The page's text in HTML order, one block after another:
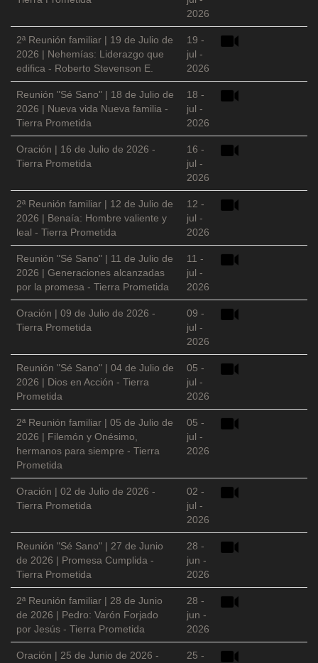
2026
2ª Reunión familiar | 19 de Julio de
2026 | Nehemías: Liderazgo que
edifica - Roberto Stevenson E.
19 -
jul -
2026
Reunión "Sé Sano" | 18 de Julio de
2026 | Nueva vida Nueva familia -
Tierra Prometida
18 -
jul -
2026
Oración | 16 de Julio de 2026 -
Tierra Prometida
16 -
jul -
2026
2ª Reunión familiar | 12 de Julio de
2026 | Benaía: Hombre valiente y
leal - Tierra Prometida
12 -
jul -
2026
Reunión "Sé Sano" | 11 de Julio de
2026 | Generaciones alcanzadas
por la promesa - Tierra Prometida
11 -
jul -
2026
Oración | 09 de Julio de 2026 -
Tierra Prometida
09 -
jul -
2026
Reunión "Sé Sano" | 04 de Julio de
2026 | Dios en Acción - Tierra
Prometida
05 -
jul -
2026
2ª Reunión familiar | 05 de Julio de
2026 | Filemón y Onésimo,
hermanos para siempre - Tierra
Prometida
05 -
jul -
2026
Oración | 02 de Julio de 2026 -
Tierra Prometida
02 -
jul -
2026
Reunión "Sé Sano" | 27 de Junio
de 2026 | Promesa Cumplida -
Tierra Prometida
28 -
jun -
2026
2ª Reunión familiar | 28 de Junio
de 2026 | Pedro: Varón Forjado
por Jesús - Tierra Prometida
28 -
jun -
2026
Oración | 25 de Junio de 2026 -
25 -